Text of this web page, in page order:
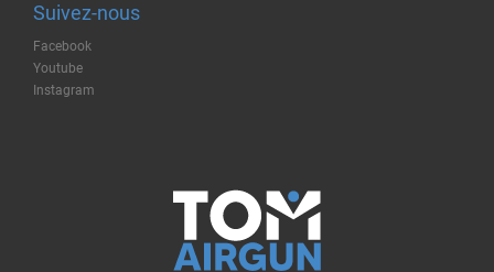
Suivez-nous
Facebook
Youtube
Instagram